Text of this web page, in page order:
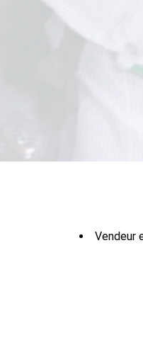
Vendeur